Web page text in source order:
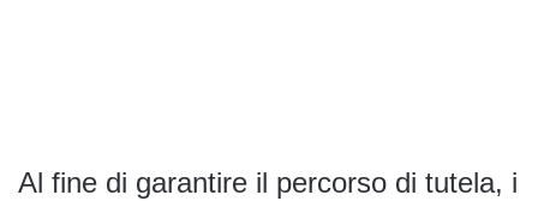
Al fine di garantire il percorso di tutela, i